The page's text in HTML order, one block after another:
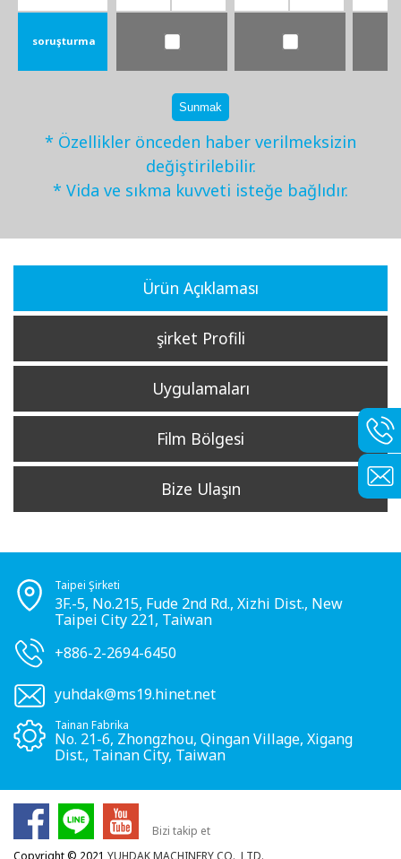
soruşturma
Sunmak
* Özellikler önceden haber verilmeksizin
değiştirilebilir.
* Vida ve sıkma kuvveti isteğe bağlıdır.
Ürün Açıklaması
şirket Profili
Uygulamaları
Film Bölgesi
Bize Ulaşın
Taipei Şirketi
3F.-5, No.215, Fude 2nd Rd., Xizhi Dist., New
Taipei City 221, Taiwan
+886-2-2694-6450
yuhdak@ms19.hinet.net
Tainan Fabrika
No. 21-6, Zhongzhou, Qingan Village, Xigang
Dist., Tainan City, Taiwan
Bizi takip et
Copyright © 2021 YUHDAK MACHINERY CO., LTD.